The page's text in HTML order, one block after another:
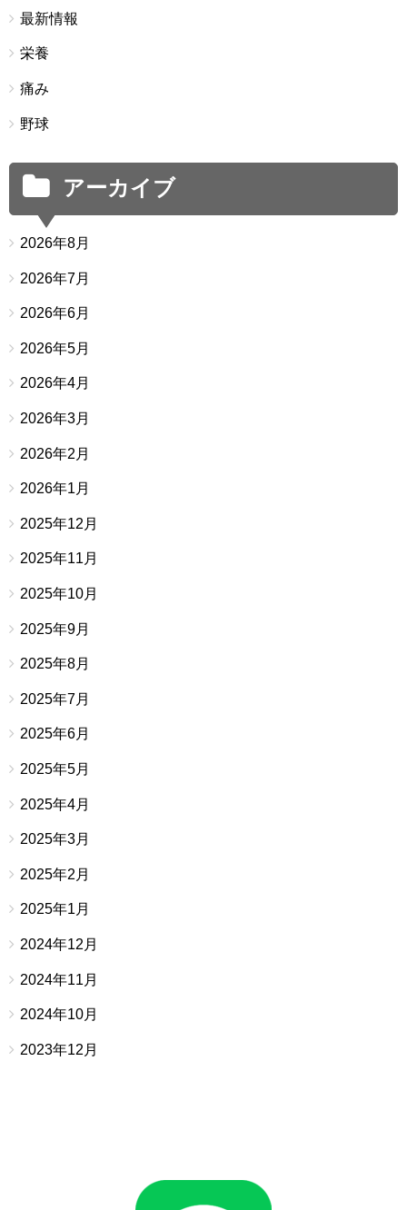
最新情報
栄養
痛み
野球
アーカイブ
2026年8月
2026年7月
2026年6月
2026年5月
2026年4月
2026年3月
2026年2月
2026年1月
2025年12月
2025年11月
2025年10月
2025年9月
2025年8月
2025年7月
2025年6月
2025年5月
2025年4月
2025年3月
2025年2月
2025年1月
2024年12月
2024年11月
2024年10月
2023年12月